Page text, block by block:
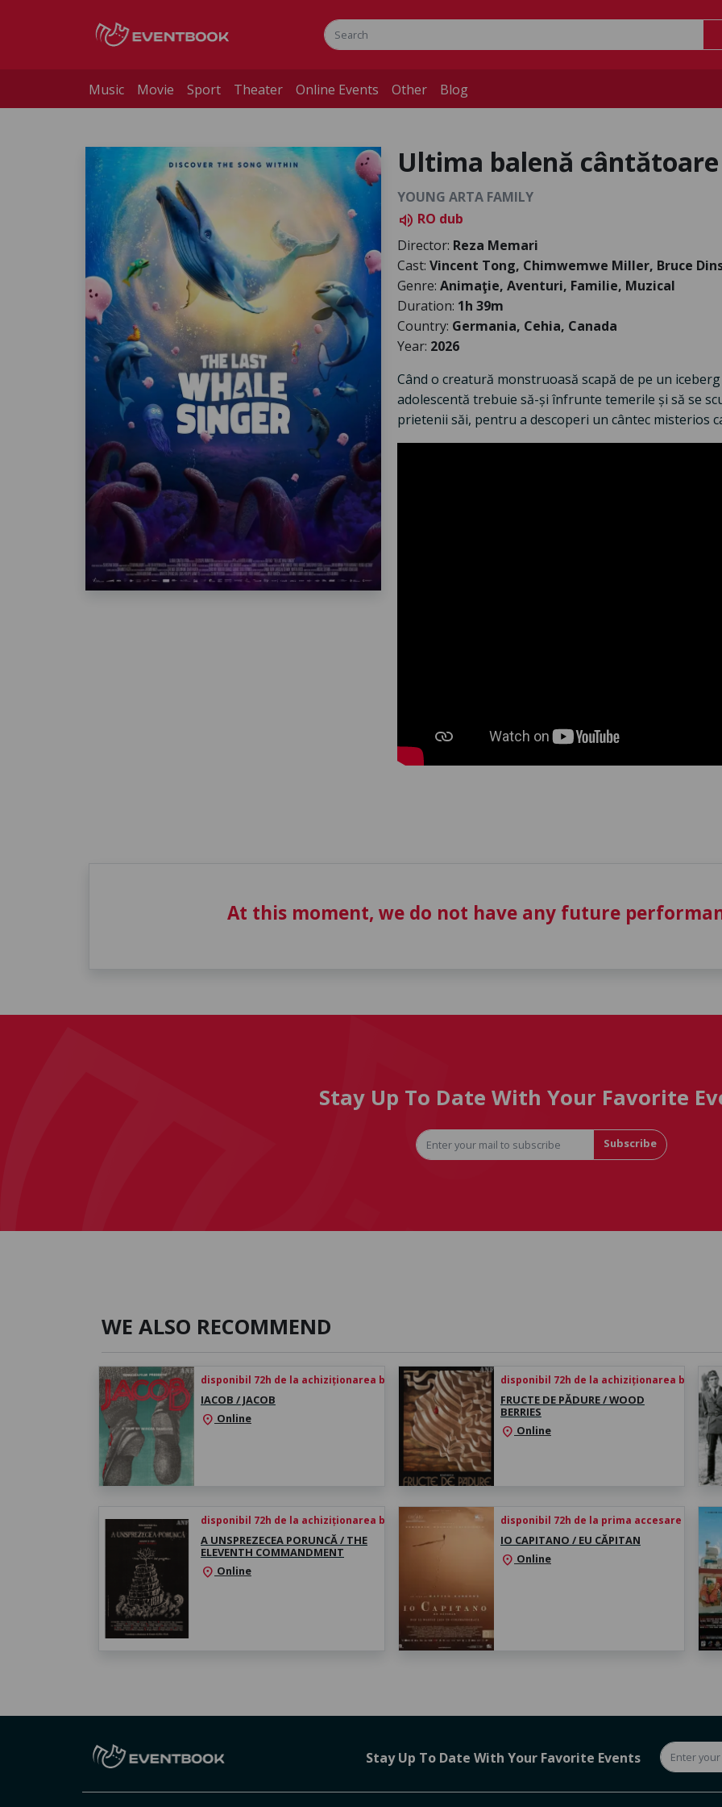
Music Movie Sport Theater Online Events Other Blog
Ultima balenă cântătoare
YOUNG ARTA FAMILY
volume_up RO dub
Director: Reza Memari
Cast: Vincent Tong, Chimwemwe Miller, Bruce
Genre: Animaţie, Aventuri, Familie, Muzical
Duration: 1h 39m
Country: Germania, Cehia, Canada
Year: 2026
Când o creatură monstruoasă scapă de pe un
adolescentă trebuie să-și înfrunte temerile și să se
prietenii săi, pentru a descoperi un cântec misterios
At this moment, we do not have any future
Stay Up To Date With Your Favorite
Subscribe
WE ALSO RECOMMEND
disponibil 72h de la achiziționarea biletului
IACOB / JACOB
location_on Online
disponibil 72h de la achiziționarea biletului
FRUCTE DE PĂDURE / WOOD
BERRIES
location_on Online
disponibil 72h de la achiziționarea biletului
A UNSPREZECEA PORUNCĂ / THE
ELEVENTH COMMANDMENT
location_on Online
disponibil 72h de la prima accesare
IO CAPITANO / EU CĂPITAN
location_on Online
Stay Up To Date With Your Favorite Events